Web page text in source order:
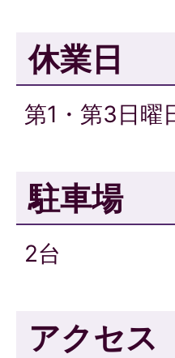
休業日
第1・第3日曜
駐車場
2台
アクセス